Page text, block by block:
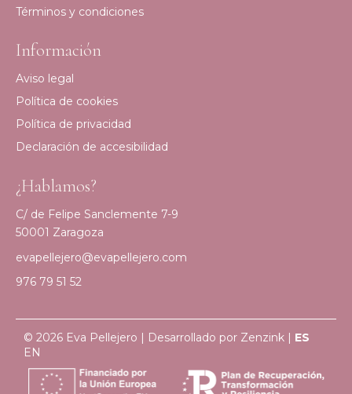
Términos y condiciones
Información
Aviso legal
Política de cookies
Política de privacidad
Declaración de accesibilidad
¿Hablamos?
C/ de Felipe Sanclemente 7-9
50001 Zaragoza
evapellejero@evapellejero.com
976 79 51 52
© 2026 Eva Pellejero | Desarrollado por Zenzink | ES
EN